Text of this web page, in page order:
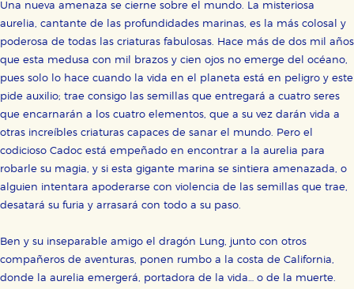
Una nueva amenaza se cierne sobre el mundo. La misteriosa
aurelia, cantante de las profundidades marinas, es la más colosal y
poderosa de todas las criaturas fabulosas. Hace más de dos mil años
que esta medusa con mil brazos y cien ojos no emerge del océano,
pues solo lo hace cuando la vida en el planeta está en peligro y este
pide auxilio; trae consigo las semillas que entregará a cuatro seres
que encarnarán a los cuatro elementos, que a su vez darán vida a
otras increíbles criaturas capaces de sanar el mundo. Pero el
codicioso Cadoc está empeñado en encontrar a la aurelia para
robarle su magia, y si esta gigante marina se sintiera amenazada, o
alguien intentara apoderarse con violencia de las semillas que trae,
desatará su furia y arrasará con todo a su paso.
Ben y su inseparable amigo el dragón Lung, junto con otros
compañeros de aventuras, ponen rumbo a la costa de California,
donde la aurelia emergerá, portadora de la vida… o de la muerte.